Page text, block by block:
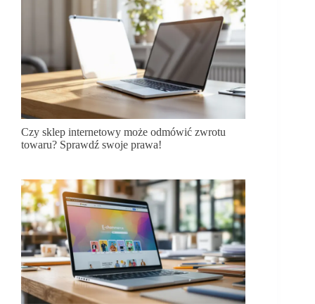
Czy sklep internetowy może odmówić zwrotu
towaru? Sprawdź swoje prawa!